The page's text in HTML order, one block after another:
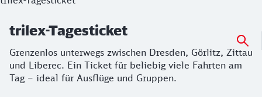
Grenzenlos unterwegs zwischen Dresden, Görlitz, Zittau
trilex-Tagesticket
Grenzenlos unterwegs zwischen Dresden, Görlitz, Zittau
und Liberec. Ein Ticket für beliebig viele Fahrten am
Tag – ideal für Ausflüge und Gruppen.